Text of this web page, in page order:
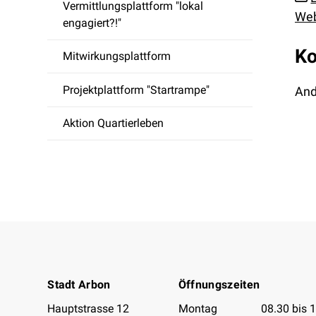
Vermittlungsplattform "lokal
engagiert?!"
Mitwirkungsplattform
Projektplattform "Startrampe"
Aktion Quartierleben
Stadt Arbon
Hauptstrasse 12
Öffnungszeiten
Öffnungszeiten
Montag 08.30 bis